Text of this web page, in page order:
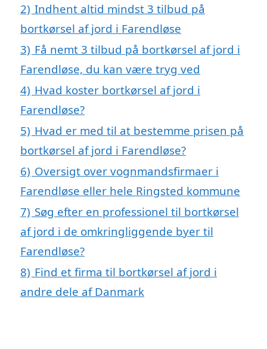
2) Indhent altid mindst 3 tilbud på
bortkørsel af jord i Farendløse
3) Få nemt 3 tilbud på bortkørsel af jord i
Farendløse, du kan være tryg ved
4) Hvad koster bortkørsel af jord i
Farendløse?
5) Hvad er med til at bestemme prisen på
bortkørsel af jord i Farendløse?
6) Oversigt over vognmandsfirmaer i
Farendløse eller hele Ringsted kommune
7) Søg efter en professionel til bortkørsel
af jord i de omkringliggende byer til
Farendløse?
8) Find et firma til bortkørsel af jord i
andre dele af Danmark